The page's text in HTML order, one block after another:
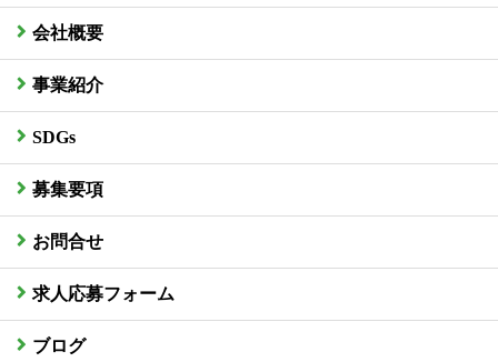
会社概要
事業紹介
SDGs
募集要項
お問合せ
求人応募フォーム
ブログ